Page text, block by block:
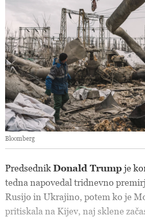
Bloomberg
PredsednikDonald Trumpje
tedna napovedal tridnevno
Rusijo in Ukrajino, potem ko je
pritiskala na Kijev, naj sklene